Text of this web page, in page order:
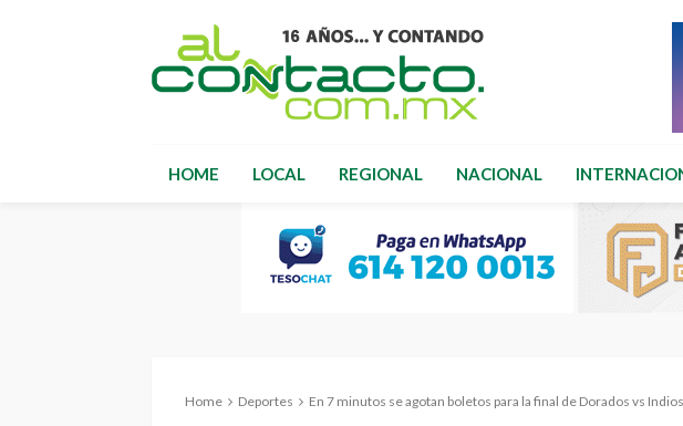
HOME LOCAL REGIONAL NACIONAL
Home Deportes En 7 minutos se agotan boletos para la final de Dorados vs Indios